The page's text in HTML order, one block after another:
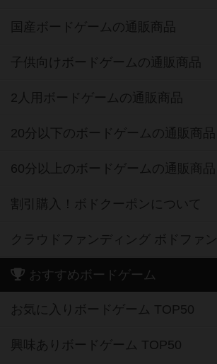
国産ボードゲームの通販商品
子供向けボードゲームの通販商品
2人用ボードゲームの通販商品
20分以下のボードゲームの通販商品
60分以上のボードゲームの通販商品
割引購入！ボドクーポンについて
クラウドファンディング ボドファン
おすすめボードゲーム
お気に入りボードゲーム TOP50
興味ありボードゲーム TOP50